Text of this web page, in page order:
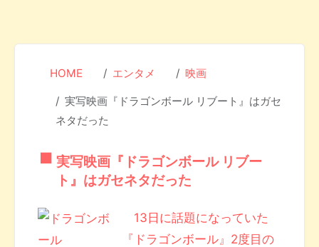
HOME エンタメ 映画
実写映画『ドラゴンボール リブート』はガセ
ネタだった
実写映画『ドラゴンボール リブー
ト』はガセネタだった
13日に話題になっていた
『ドラゴンボール』2度目の